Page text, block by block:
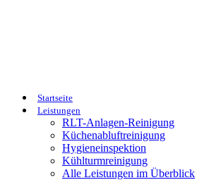
Startseite
Leistungen
RLT-Anlagen-Reinigung
Küchenabluftreinigung
Hygieneinspektion
Kühlturmreinigung
Alle Leistungen im Überblick